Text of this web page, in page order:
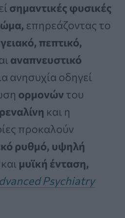
σημαντικές φυσικές
επηρεάζοντας το
πεπτικό,
αναπνευστικό
ανησυχία οδηγεί
ορμονών του
και η
προκαλούν
ρυθμό, υψηλή
και μυϊκή ένταση,
Psychiatry